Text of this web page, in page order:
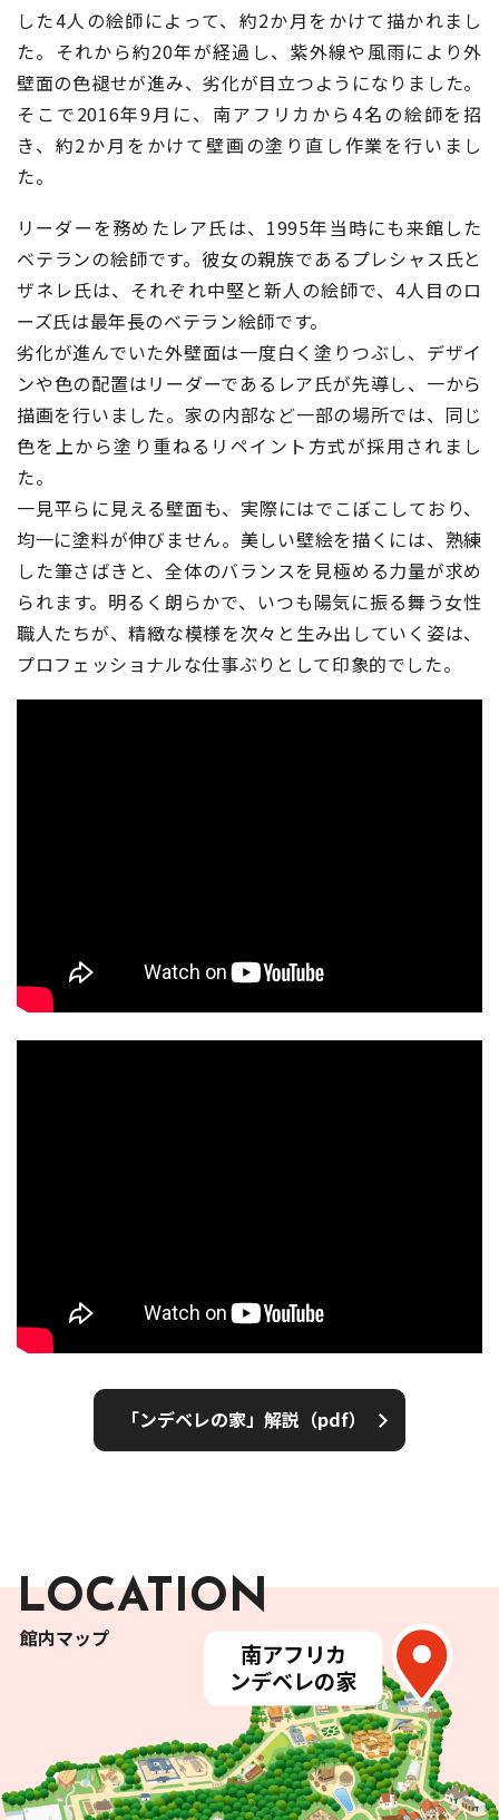
した4人の絵師によって、約2か月をかけて描かれまし
た。それから約20年が経過し、紫外線や風雨により外
壁面の色褪せが進み、劣化が目立つようになりました。
そこで2016年9月に、南アフリカから4名の絵師を招
き、約2か月をかけて壁画の塗り直し作業を行いまし
た。
リーダーを務めたレア氏は、 1995年当時にも来館した
ベテランの絵師です。彼女の親族であるプレシャス氏と
ザネレ氏は、それぞれ中堅と新人の絵師で、4人目のロ
ーズ氏は最年長のベテラン絵師です。
劣化が進んでいた外壁面は一度白く塗りつぶし、デザイ
ンや色の配置はリーダーであるレア氏が先導し、一から
描画を行いました。家の内部など一部の場所では、同じ
色を上から塗り重ねるリペイント方式が採用されまし
た。
一見平らに見える壁面も、実際にはでこぼこしており、
均一に塗料が伸びません。美しい壁絵を描くには、熟練
した筆さばきと、全体のバランスを見極める力量が求め
られます。明るく朗らかで、いつも陽気に振る舞う女性
職人たちが、精緻な模様を次々と生み出していく姿は、
プロフェッショナルな仕事ぶりとして印象的でした。
「ンデベレの家」解説（pdf）
LOCATION
館内マップ
沖縄県 石垣島の家
沖縄県 沖縄本島祭場
北海道アイヌの家
台湾 農家
北アメリカ スーのテント
アメリカ ナバホの家
アラスカ トリンギットの家
ペルー大農園領主の家
インドネシア
バリ島貴族の家
インドネシア
トバ・バタックの家
ミクロネシア
ヤップ島の家
ポリネシア
サモアの家
ドイツ
バイエルン州の村
フランス
アルザス地方の家
イタリア
アルベロベッロの家
タンザニア
ニャキュウサの家
南アフリカ
ンデベレの家
アフリカ
アフリカンプラザ
アフリカ
カッセーナの家
仏教寺院
インド ケララ州の村
イスタンブールの街
ランナータイの家 韓国 農家
韓国 地主の家
山形県
月山山麓の家
本館展示室 ペルーの十字架
テント村